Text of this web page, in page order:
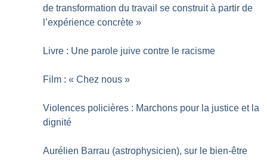
de transformation du travail se construit à partir de
l’expérience concrète »
Livre : Une parole juive contre le racisme
Film : « Chez nous »
Violences policières : Marchons pour la justice et la
dignité
Aurélien Barrau (astrophysicien), sur le bien-être